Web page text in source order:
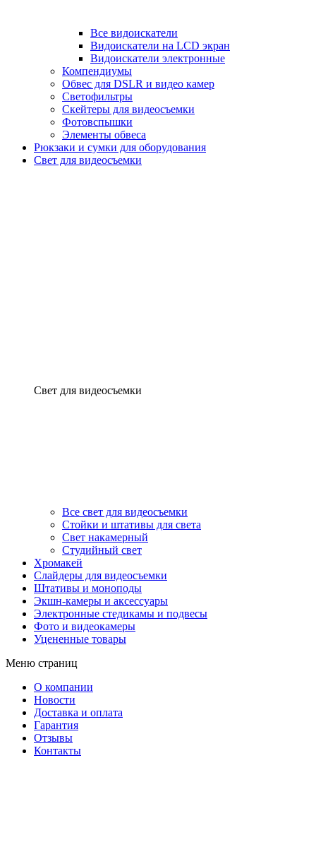
Все видоискатели
Видоискатели на LCD экран
Видоискатели электронные
Компендиумы
Обвес для DSLR и видео камер
Светофильтры
Скейтеры для видеосъемки
Фотовспышки
Элементы обвеса
Рюкзаки и сумки для оборудования
Свет для видеосъемки
Свет для видеосъемки
Все свет для видеосъемки
Стойки и штативы для света
Свет накамерный
Студийный свет
Хромакей
Слайдеры для видеосъемки
Штативы и моноподы
Экшн-камеры и аксессуары
Электронные стедикамы и подвесы
Фото и видеокамеры
Уцененные товары
Меню страниц
О компании
Новости
Доставка и оплата
Гарантия
Отзывы
Контакты